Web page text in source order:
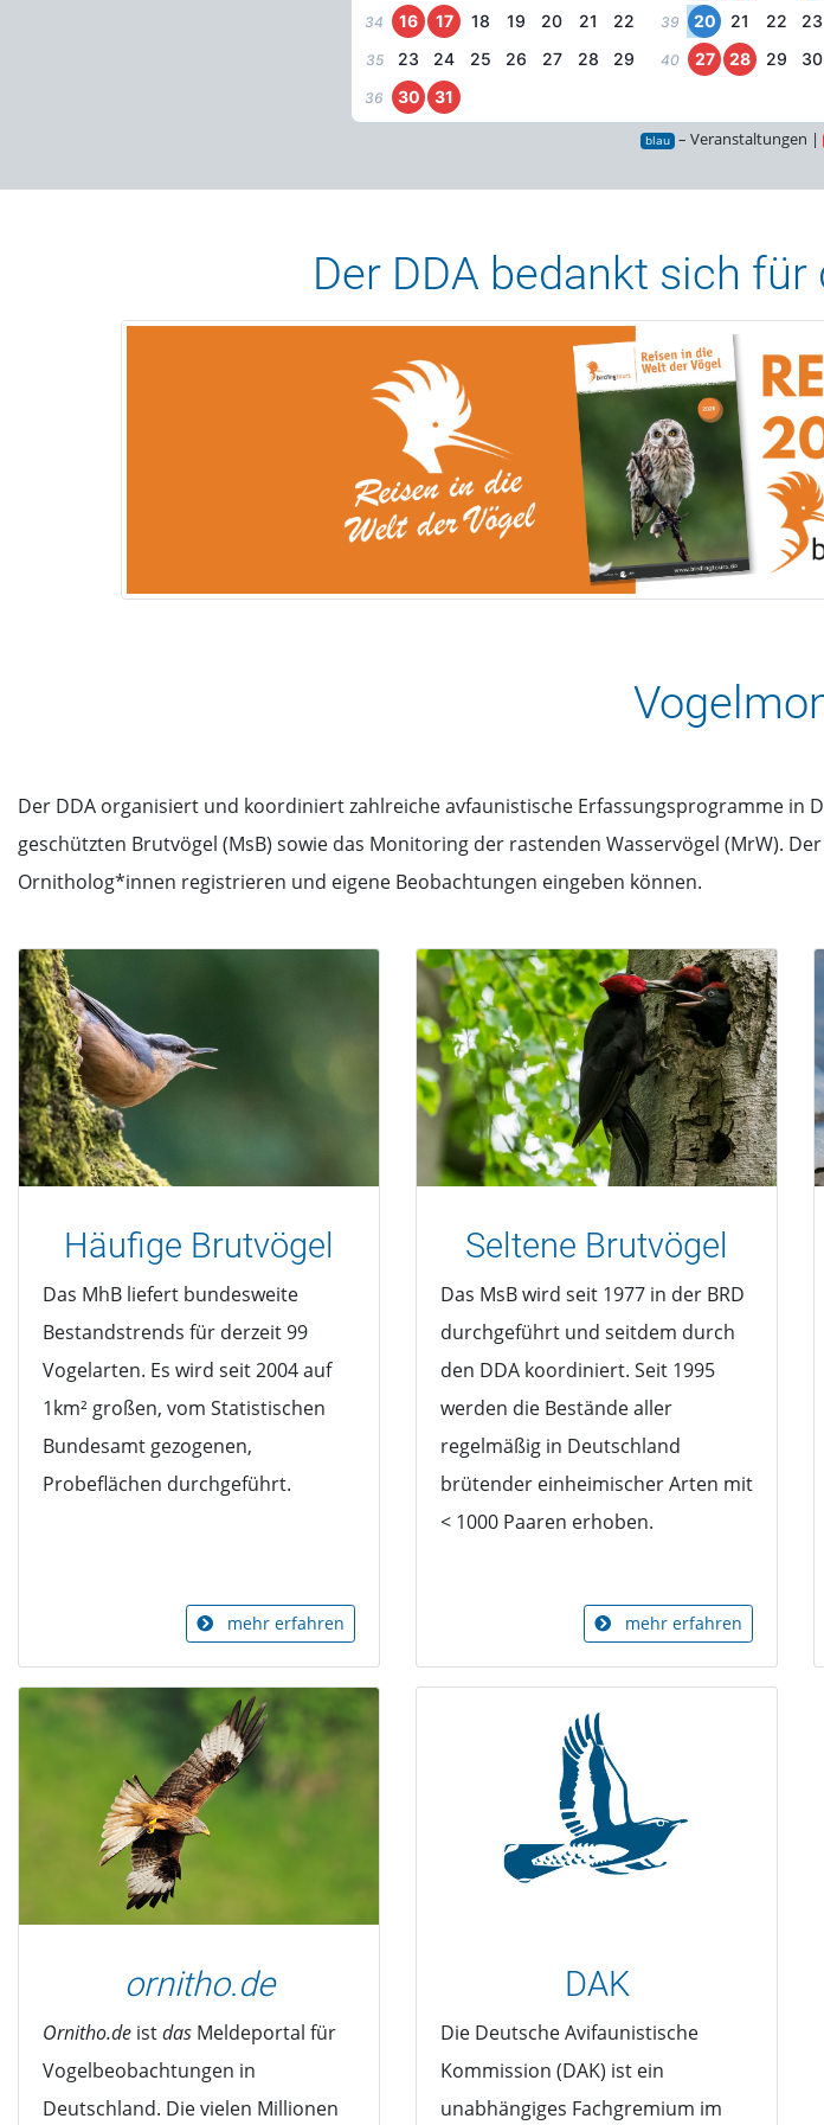
34 16 17 18 19 20 21 22
35 23 24 25 26 27 28 29
36 30 31
39 20 21 22 23
40 27 28 29 30
blau – Veranstaltungen |
Der DDA bedankt sich
Der DDA organisiert und koordiniert zahlreiche avfaunistische Erfassungsprogramme in
geschützten Brutvögel (MsB) sowie das Monitoring der rastenden Wasservögel (MrW).
Ornitholog*innen registrieren und eigene Beobachtungen eingeben können.
Häufige Brutvögel
Das MhB liefert bundesweite
Bestandstrends für derzeit 99
Vogelarten. Es wird seit 2004 auf
1km² großen, vom Statistischen
Bundesamt gezogenen,
Probeflächen durchgeführt.
mehr erfahren
Seltene Brutvögel
Das MsB wird seit 1977 in der BRD
durchgeführt und seitdem durch
den DDA koordiniert. Seit 1995
werden die Bestände aller
regelmäßig in Deutschland
brütender einheimischer Arten mit
< 1000 Paaren erhoben.
mehr erfahren
ornitho.de
Ornitho.de istdas Meldeportal für
Vogelbeobachtungen in
Deutschland. Die vielen Millionen
DAK
Die Deutsche Avifaunistische
Kommission (DAK) ist ein
unabhängiges Fachgremium im